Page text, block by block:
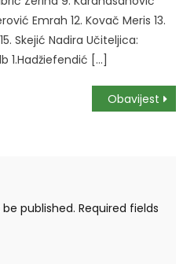
Emrah 12. Kovač Meris 13.
Skejić Nadira Učiteljica:
1.Hadžiefendić […]
Obavijest
published. Required fields